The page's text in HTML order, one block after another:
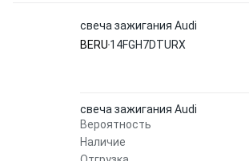
свеча зажигания Audi
BERU 14FGH7DTURX
свеча зажигания Audi
Вероятность
Наличие